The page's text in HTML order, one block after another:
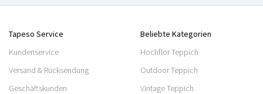
Tapeso Service
Kundenservice
Versand & Rücksendung
Geschäftskunden
Beliebte Kategorien
Hochflor Teppich
Outdoor Teppich
Vintage Teppich